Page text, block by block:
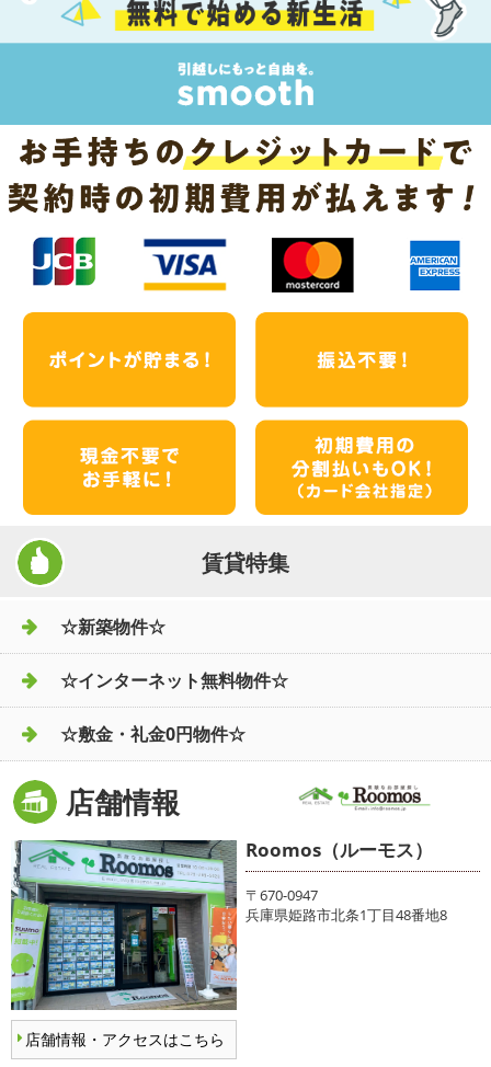
賃貸特集
☆新築物件☆
☆インターネット無料物件☆
☆敷金・礼金0円物件☆
店舗情報
店舗情報・アクセスはこちら
Roomos（ルーモス）
〒670-0947
兵庫県姫路市北条1丁目48番地8